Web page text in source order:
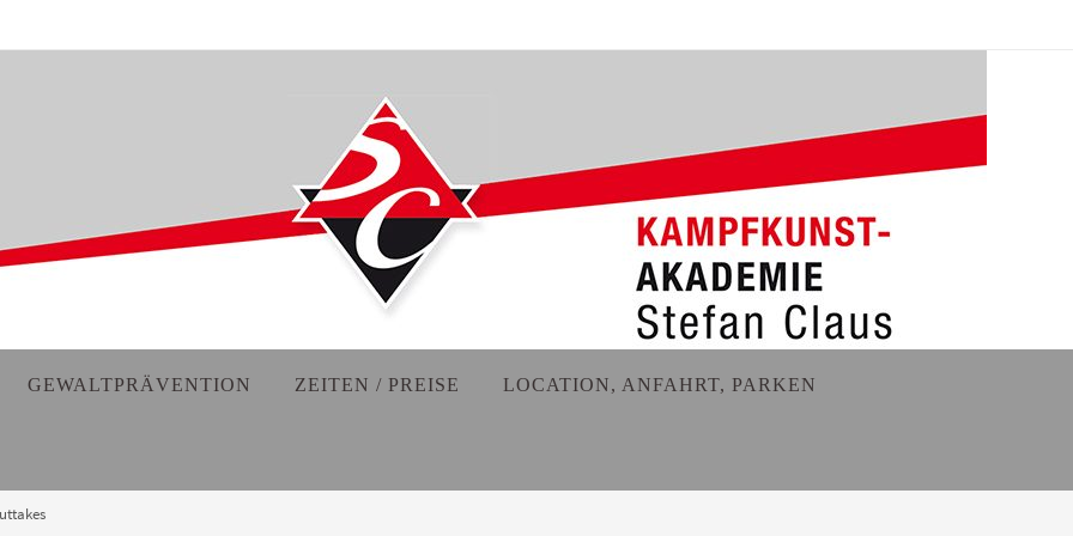
GEWALTPRÄVENTION ZEITEN / PREISE LOCATION, ANFAHRT, PARKEN